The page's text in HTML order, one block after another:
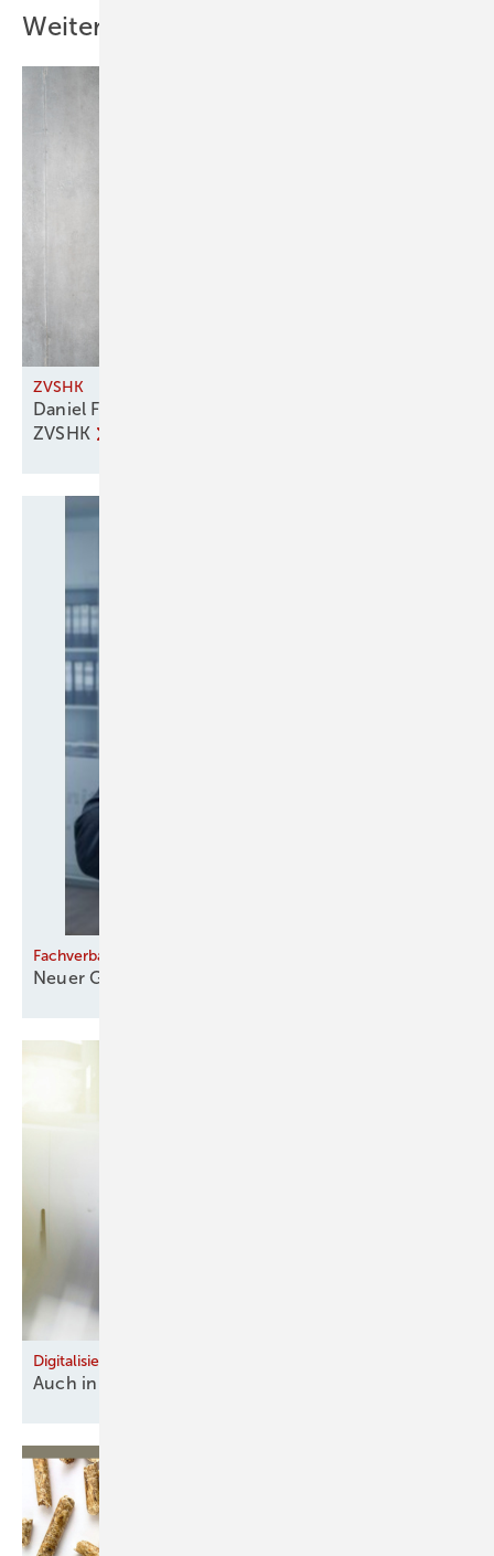
Weitere Inhalte
ZVSHK
Daniel Föst – neuer Hauptgeschäftsführer
ZVSHK
Fachverband SHK Land Brandenburg
NeuerGeschäftsführer
Digitalisierung im Alltag
Auch in handfesten Berufen